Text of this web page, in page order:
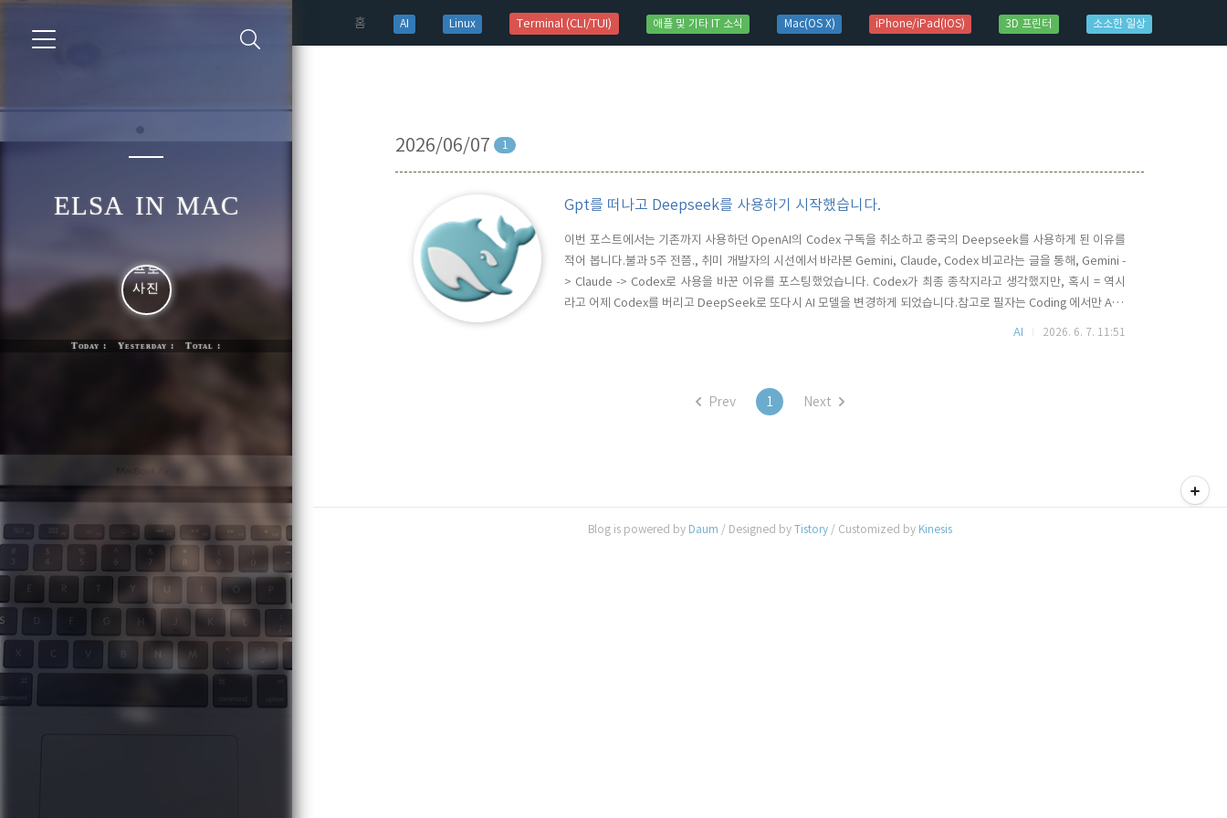
홈(current)
AI Linux Terminal (CLI/TUI) 애플 및 기타 IT 소식 Mac(OS X) iPhone/iPad(IOS) 3D 프린터 소소한 일상
elsa in mac
Today : Yesterday : Total :
2026/06/07 1
Gpt를 떠나고 Deepseek를 사용하기 시작했습니다.
이번 포스트에서는 기존까지 사용하던 OpenAI의 Codex 구독을 취소하고 중국의 Deepseek를 사용하게 된 이유를
적어 봅니다.불과 5주 전쯤., 취미 개발자의 시선에서 바라본 Gemini, Claude, Codex 비교라는 글을 통해, Gemini -
> Claude -> Codex로 사용을 바꾼 이유를 포스팅했었습니다. Codex가 최종 종착지라고 생각했지만, 혹시 = 역시
라고 어제 Codex를 버리고 DeepSeek로 또다시 AI 모델을 변경하게 되었습니다.참고로 필자는 Coding 에서만 AI를
AI 2026. 6. 7. 11:51
Prev 1 Next
Blog is powered by Daum / Designed by Tistory/ Customized by Kinesis